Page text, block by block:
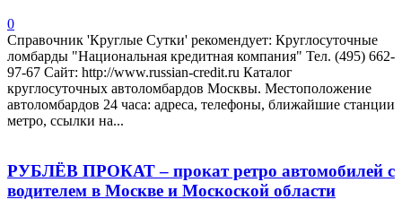
0
Справочник 'Круглые Сутки' рекомендует: Круглосуточные
ломбарды "Национальная кредитная компания" Тел. (495) 662-
97-67 Сайт: http://www.russian-credit.ru Каталог
круглосуточных автоломбардов Москвы. Местоположение
автоломбардов 24 часа: адреса, телефоны, ближайшие станции
метро, ссылки на...
РУБЛЁВ ПРОКАТ – прокат ретро автомобилей с
водителем в Москве и Москоской области